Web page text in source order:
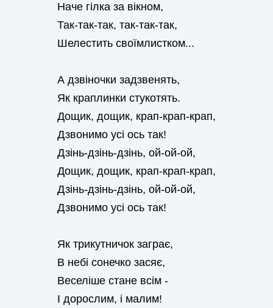
Наче гілка за вікном,
Так-так-так, так-так-так,
Шелестить своїмлистком...
А дзвіночки задзвенять,
Як краплинки стукотять.
Дощик, дощик, крап-крап-крап,
Дзвонимо усі ось так!
Дзінь-дзінь-дзінь, ой-ой-ой,
Дощик, дощик, крап-крап-крап,
Дзінь-дзінь-дзінь, ой-ой-ой,
Дзвонимо усі ось так!
Як трикутничок заграє,
В небі сонечко засяє,
Веселіше стане всім -
I дорослим, і малим!